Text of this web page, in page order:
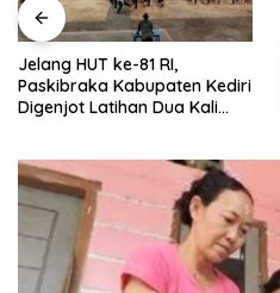
Jelang HUT ke-81 RI,
Paskibraka Kabupaten Kediri
Digenjot Latihan Dua Kali